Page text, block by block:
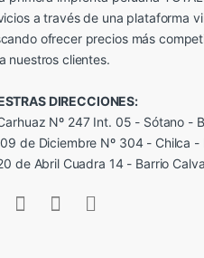
a través de una plataforma
ofrecer precios más
nuestros clientes.
DIRECCIONES:
Nº 247 Int. 05 - Sótano -
de Diciembre Nº 304 - Chilca -
de Abril Cuadra 14 - Barrio